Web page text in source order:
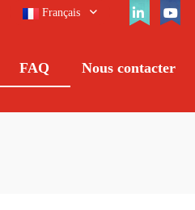
Français
FAQ Nous contacter